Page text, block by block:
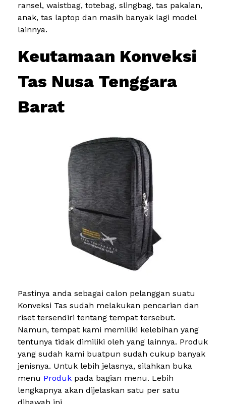
ransel, waistbag, totebag, slingbag, tas pakaian,
anak, tas laptop dan masih banyak lagi model
lainnya.
Keutamaan Konveksi
Tas Nusa Tenggara
Barat
Pastinya anda sebagai calon pelanggan suatu
Konveksi Tas sudah melakukan pencarian dan
riset tersendiri tentang tempat tersebut.
Namun, tempat kami memiliki kelebihan yang
tentunya tidak dimiliki oleh yang lainnya. Produk
yang sudah kami buatpun sudah cukup banyak
jenisnya. Untuk lebih jelasnya, silahkan buka
menu Produk pada bagian menu. Lebih
lengkapnya akan dijelaskan satu per satu